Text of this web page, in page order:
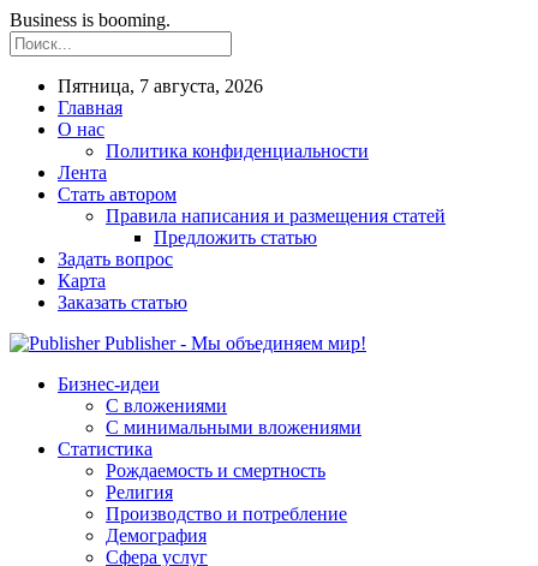
Business is booming.
Пятница, 7 августа, 2026
Главная
О нас
Политика конфиденциальности
Лента
Стать автором
Правила написания и размещения статей
Предложить статью
Задать вопрос
Карта
Заказать статью
Publisher - Мы объединяем мир!
Бизнес-идеи
С вложениями
С минимальными вложениями
Статистика
Рождаемость и смертность
Религия
Производство и потребление
Демография
Сфера услуг